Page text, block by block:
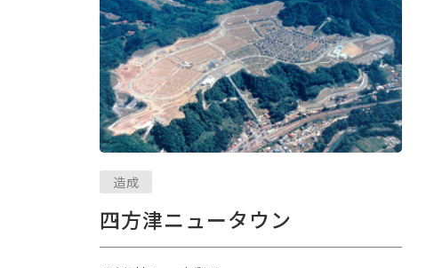
造成
四方津ニュータウン